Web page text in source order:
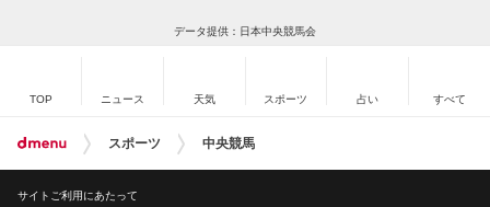
データ提供：日本中央競馬会
TOP ニュース 天気 スポーツ 占い すべて
スポーツ 中央競馬
サイトご利用にあたって